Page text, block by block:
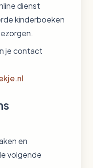
dienst
kinderboeken
je contact
en
volgende